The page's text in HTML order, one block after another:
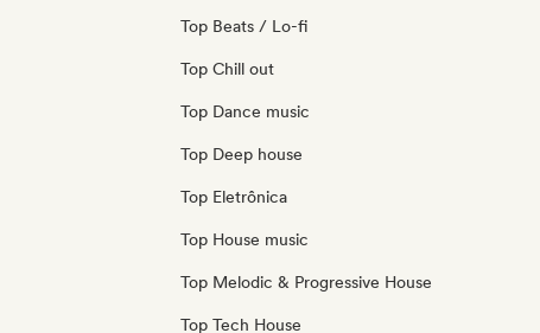
Top Beats / Lo-fi
Top Chill out
Top Dance music
Top Deep house
Top Eletrônica
Top House music
Top Melodic & Progressive House
Top Tech House